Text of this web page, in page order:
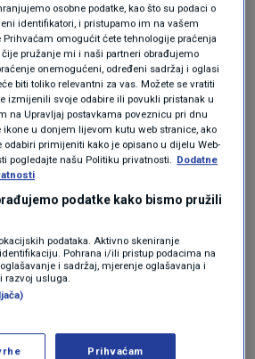
su prava za prijenos
Njemačke, Austrije i
ukupno 25 milijuna eura po
osobne podatke, kao što su podaci o
identifikatori, i pristupamo im na vašem
omogućit ćete tehnologije praćenja
pružanje mi i naši partneri obrađujemo
onemogućeni, određeni sadržaj i oglasi
biti toliko relevantni za vas. Možete se vratiti
izmijenili svoje odabire ili povukli pristanak u
na Upravljaj postavkama poveznicu pri dnu
u donjem lijevom kutu web stranice, ako
odabiri primijeniti kako je opisano u dijelu Web-
pogledajte našu Politiku privatnosti. Dodatne
podatke kako bismo pružili
podataka. Aktivno skeniranje
Pohrana i/ili pristup podacima na
i sadržaj, mjerenje oglašavanja i
razvoj usluga.
Prihvaćam